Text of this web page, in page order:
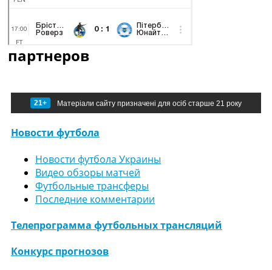
партнеров
21+ Матеріали сайту призначені для осіб старше 21 року
Новости футбола
Новости футбола Украины
Видео обзоры матчей
Футбольные трансферы
Последние комментарии
Телепрограмма футбольных трансляций
Конкурс прогнозов